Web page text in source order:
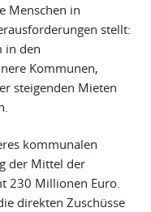
Menschen in
stellt:
in den
Kommunen,
steigenden Mieten
kommunalen
der Mittel der
230 Millionen Euro.
direkten Zuschüsse